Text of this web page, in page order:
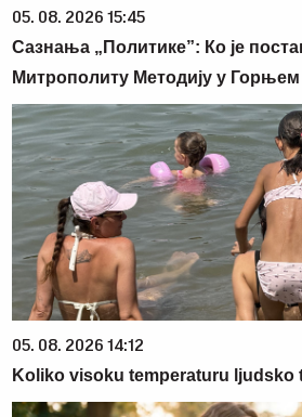
05. 08. 2026 15:45
Сазнања „Политике”: Ко је
Митрополиту Методију у
05. 08. 2026 14:12
Koliko visoku temperaturu ljudsko